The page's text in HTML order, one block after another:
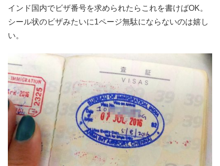
インド国内でビザ番号を求められたらこれを書けばOK。
シール状のビザみたいに1ページ無駄にならないのは嬉し
い。